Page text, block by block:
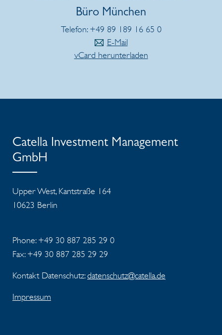
Büro München
Telefon: +49 89 189 16 65 0
E-Mail
vCard herunterladen
Catella Investment Management
GmbH
Upper West, Kantstraße 164
10623 Berlin
Phone: +49 30 887 285 29 0
Fax: +49 30 887 285 29 29
Kontakt Datenschutz:datenschutz@catella.de
Impressum